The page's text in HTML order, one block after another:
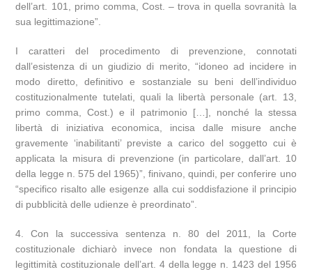
dell’art. 101, primo comma, Cost. – trova in quella sovranità la
sua legittimazione”.
I caratteri del procedimento di prevenzione, connotati
dall’esistenza di un giudizio di merito, “idoneo ad incidere in
modo diretto, definitivo e sostanziale su beni dell’individuo
costituzionalmente tutelati, quali la libertà personale (art. 13,
primo comma, Cost.) e il patrimonio […], nonché la stessa
libertà di iniziativa economica, incisa dalle misure anche
gravemente ‘inabilitanti’ previste a carico del soggetto cui è
applicata la misura di prevenzione (in particolare, dall’art. 10
della legge n. 575 del 1965)”, finivano, quindi, per conferire uno
“specifico risalto alle esigenze alla cui soddisfazione il principio
di pubblicità delle udienze è preordinato”.
4. Con la successiva sentenza n. 80 del 2011, la Corte
costituzionale dichiarò invece non fondata la questione di
legittimità costituzionale dell’art. 4 della legge n. 1423 del 1956